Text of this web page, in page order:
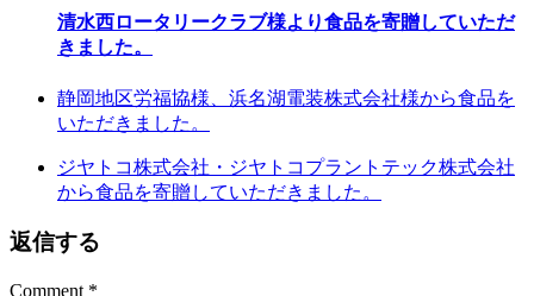
清水西ロータリークラブ様より食品を寄贈していただ
きました。
静岡地区労福協様、浜名湖電装株式会社様から食品を
いただきました。
ジヤトコ株式会社・ジヤトコプラントテック株式会社
から食品を寄贈していただきました。
返信する
Comment *